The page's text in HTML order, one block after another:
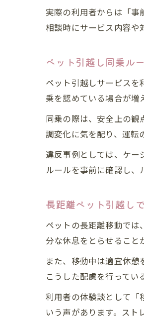
実際の利用者からは「事
相談時にサービス内容や
ペット引越し同乗ル
ペット引越しサービスを
乗を認めている場合が増
同乗の際は、安全上の
調変化に気を配り、運転
違反事例としては、ケー
ルールを事前に確認し、
長距離ペット引越し
ペットの長距離移動で
分な休息をとらせること
また、移動中は適宜休憩
こうした配慮を行ってい
利用者の体験談として「
いう声があります。スト